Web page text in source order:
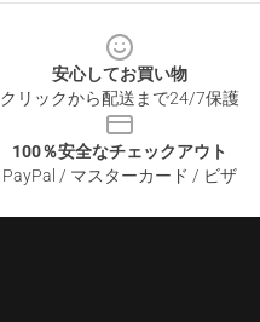
安心してお買い物
クリックから配送まで24/7保護
100％安全なチェックアウト
PayPal / マスターカード / ビザ